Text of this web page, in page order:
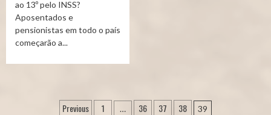
ao 13º pelo INSS?
Aposentados e
pensionistas em todo o país
começarão a...
Navegação
Previous 1 … 36 37 38 39